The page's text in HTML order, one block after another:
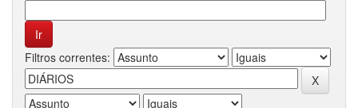
Filtros correntes: